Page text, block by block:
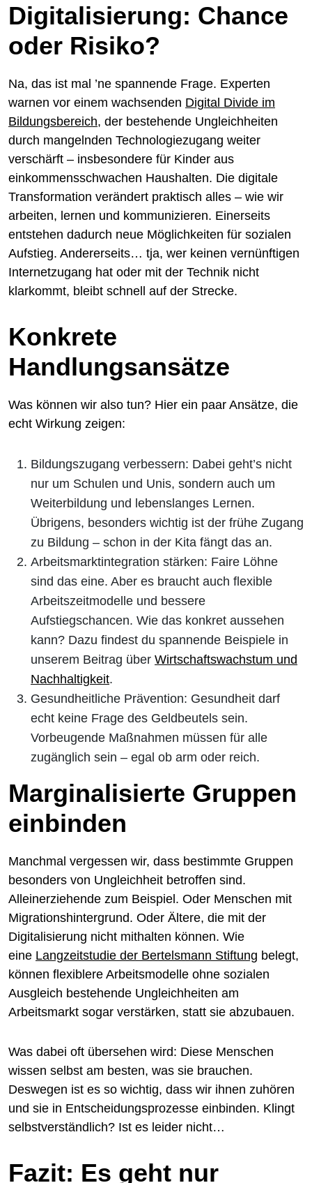
Digitalisierung: Chance
oder Risiko?
Na, das ist mal ’ne spannende Frage. Experten
warnen vor einem wachsenden Digital Divide im
Bildungsbereich, der bestehende Ungleichheiten
durch mangelnden Technologiezugang weiter
verschärft – insbesondere für Kinder aus
einkommensschwachen Haushalten. Die digitale
Transformation verändert praktisch alles – wie wir
arbeiten, lernen und kommunizieren. Einerseits
entstehen dadurch neue Möglichkeiten für sozialen
Aufstieg. Andererseits… tja, wer keinen vernünftigen
Internetzugang hat oder mit der Technik nicht
klarkommt, bleibt schnell auf der Strecke.
Konkrete
Handlungsansätze
Was können wir also tun? Hier ein paar Ansätze, die
echt Wirkung zeigen:
Bildungszugang verbessern: Dabei geht’s nicht
nur um Schulen und Unis, sondern auch um
Weiterbildung und lebenslanges Lernen.
Übrigens, besonders wichtig ist der frühe Zugang
zu Bildung – schon in der Kita fängt das an.
Arbeitsmarktintegration stärken: Faire Löhne
sind das eine. Aber es braucht auch flexible
Arbeitszeitmodelle und bessere
Aufstiegschancen. Wie das konkret aussehen
kann? Dazu findest du spannende Beispiele in
unserem Beitrag über Wirtschaftswachstum und
Nachhaltigkeit.
Gesundheitliche Prävention: Gesundheit darf
echt keine Frage des Geldbeutels sein.
Vorbeugende Maßnahmen müssen für alle
zugänglich sein – egal ob arm oder reich.
Marginalisierte Gruppen
einbinden
Manchmal vergessen wir, dass bestimmte Gruppen
besonders von Ungleichheit betroffen sind.
Alleinerziehende zum Beispiel. Oder Menschen mit
Migrationshintergrund. Oder Ältere, die mit der
Digitalisierung nicht mithalten können. Wie
eine Langzeitstudie der Bertelsmann Stiftung belegt,
können flexiblere Arbeitsmodelle ohne sozialen
Ausgleich bestehende Ungleichheiten am
Arbeitsmarkt sogar verstärken, statt sie abzubauen.
Was dabei oft übersehen wird: Diese Menschen
wissen selbst am besten, was sie brauchen.
Deswegen ist es so wichtig, dass wir ihnen zuhören
und sie in Entscheidungsprozesse einbinden. Klingt
selbstverständlich? Ist es leider nicht…
Fazit: Es geht nur